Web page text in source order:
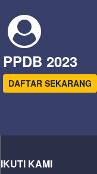
PPDB 2023
DAFTAR SEKARANG
IKUTI KAMI